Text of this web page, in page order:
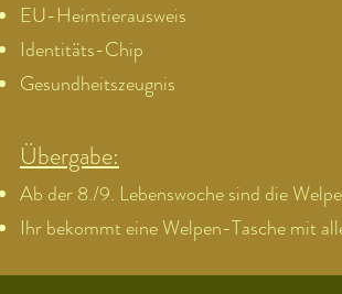
EU-Heimtierausweis
Identitäts-Chip
Gesundheitszeugnis
Übergabe:
Ab der 8./9. Lebenswoche sind die
Ihr bekommt eine Welpen-Tasche mit